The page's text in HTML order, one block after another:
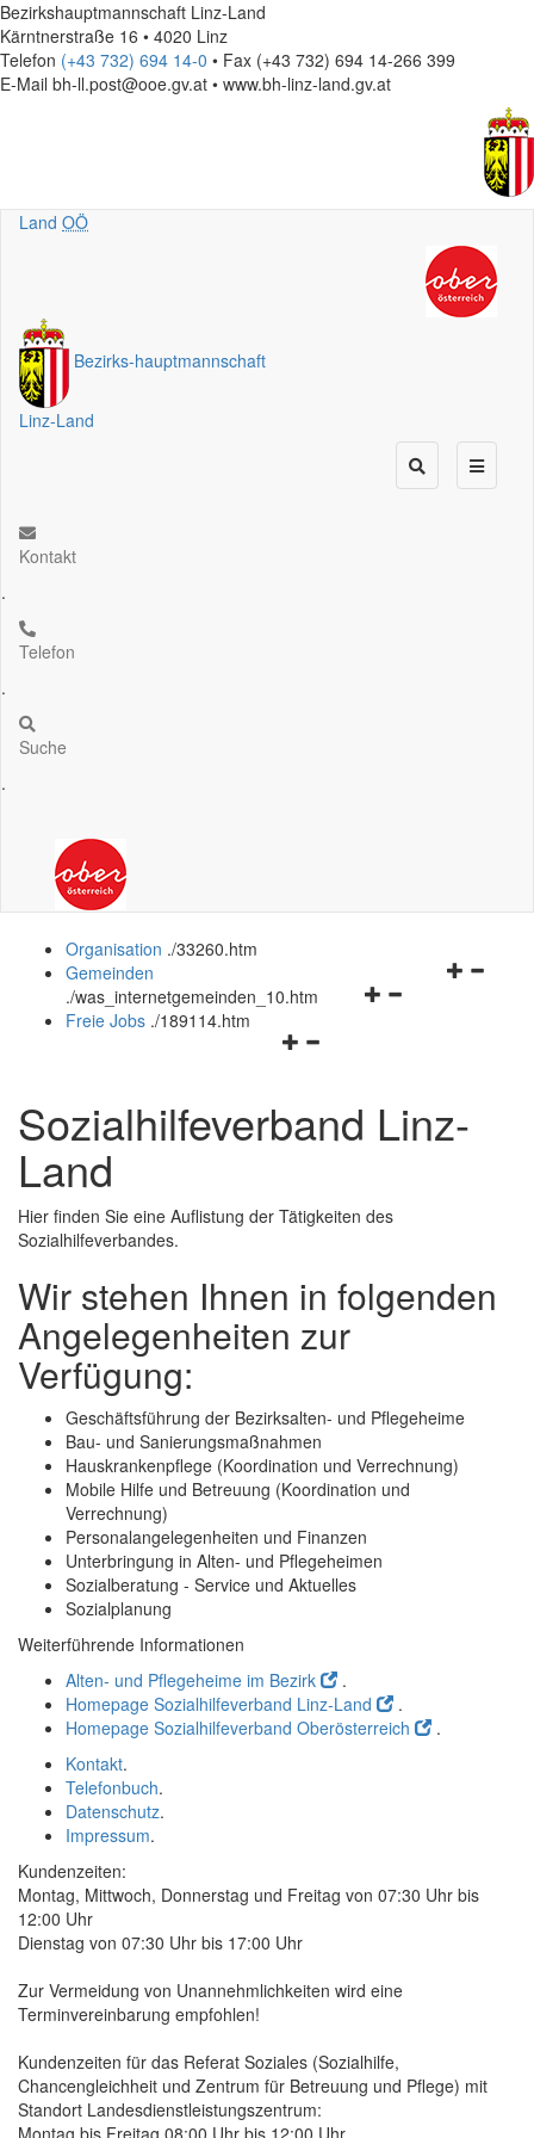
Bezirkshauptmannschaft Linz-Land
Kärntnerstraße 16 • 4020 Linz
Telefon (+43 732) 694 14-0 • Fax (+43 732) 694 14-266 399
E-Mail bh-ll.post@ooe.gv.at • www.bh-linz-land.gv.at
Land OÖ
Bezirks-hauptmannschaft
Linz-Land
Kontakt
.
Telefon
.
Suche
.
Organisation ./33260.htm
Navigationsmenü
Gemeinden
./was_internetgemeinden_10.htm
Navigationsmenü
schließen
Freie Jobs ./189114.htm
Sozialhilfeverband Linz-
Land
Hier finden Sie eine Auflistung der Tätigkeiten des
Sozialhilfeverbandes.
Wir stehen Ihnen in folgenden
Angelegenheiten zur
Verfügung:
Geschäftsführung der Bezirksalten- und Pflegeheime
Bau- und Sanierungsmaßnahmen
Hauskrankenpflege (Koordination und Verrechnung)
Mobile Hilfe und Betreuung (Koordination und
Verrechnung)
Personalangelegenheiten und Finanzen
Unterbringung in Alten- und Pflegeheimen
Sozialberatung - Service und Aktuelles
Sozialplanung
Weiterführende Informationen
Alten- und Pflegeheime im Bezirk
.
Homepage Sozialhilfeverband Linz-Land
.
Homepage Sozialhilfeverband Oberösterreich
.
Kontakt.
Telefonbuch.
Datenschutz.
Impressum.
Kundenzeiten:
Montag, Mittwoch, Donnerstag und Freitag von 07:30 Uhr bis
12:00 Uhr
Dienstag von 07:30 Uhr bis 17:00 Uhr
Zur Vermeidung von Unannehmlichkeiten wird eine
Terminvereinbarung empfohlen!
Kundenzeiten für das Referat Soziales (Sozialhilfe,
Chancengleichheit und Zentrum für Betreuung und Pflege) mit
Standort Landesdienstleistungszentrum:
Montag bis Freitag 08:00 Uhr bis 12:00 Uhr